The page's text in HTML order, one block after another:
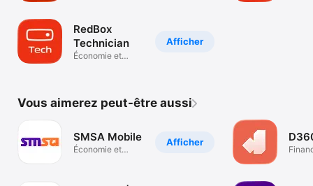
Afficher
RedBox
Technician
Économie et
Vous aimerez peut-être aussi
Afficher
SMSA Mobile
Économie et